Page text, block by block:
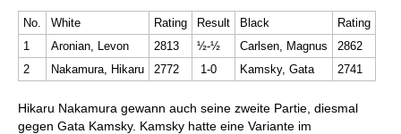
No. White Rating Result Black
Rating
1
Aronian, Levon 2813 ½-½ Carlsen, Magnus
2862
2
Nakamura, Hikaru 2772 1-0 Kamsky, Gata 2741
Hikaru Nakamura gewann auch seine zweite Partie, diesmal
gegen Gata Kamsky. Kamsky hatte eine Variante im